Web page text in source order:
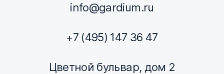
info@gardium.ru
+7 (495) 147 36 47
Цветной бульвар, дом 2